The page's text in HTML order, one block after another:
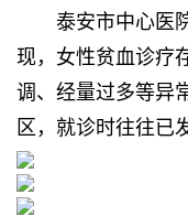
泰安市中心医
现，女性贫血诊疗
调、经量过多等异
区，就诊时往往已